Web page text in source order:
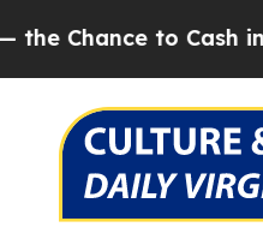
Cash in on Publicly